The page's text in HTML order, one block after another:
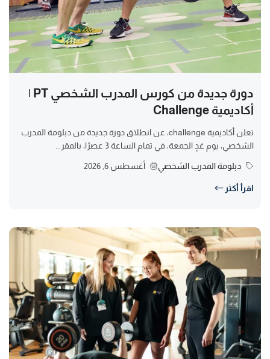
دورة جديدة من كورس المدرب الشخصي PT |
أكاديمية Challenge
تعلن أكاديمية challenge، عن انطلاق دورة جديدة من دبلومة المدرب
الشخصي، يوم غدٍ الجمعة، في تمام الساعة 3 عصرًا، بالمقر...
دبلومة المدرب الشخصي أغسطس 6, 2026
اقرأ أكثر